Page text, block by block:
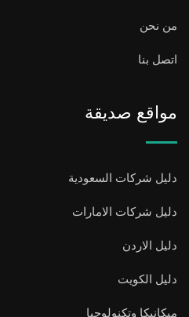
من نحن
اتصل بنا
مواقع صديقة
دليل شركات السعودية
دليل شركات الامارات
دليل الاردن
دليل الكويت
ميكانيكا وتكنولوجيا